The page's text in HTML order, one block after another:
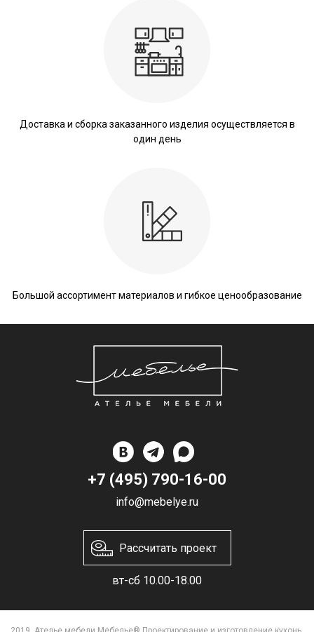
Доставка и сборка заказанного изделия осуществляется в
один день
Большой ассортимент материалов и гибкое ценообразование
+7 (495) 790-16-00
info@mebelye.ru
Рассчитать проект
вт-сб 10.00-18.00